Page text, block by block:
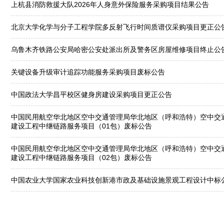
上杭县消防救援大队2026年人身意外保险服务采购项目结果公告
北京大学化学与分子工程学院多反射飞行时间质谱仪采购项目更正公
乌鲁木齐铁路公安局哈密公安处派出所及警务区房屋维修项目终止公
关键设备升级审计追踪功能服务采购项目废标公告
中国政法大学昌平校区健身房建设采购项目更正公告
中国民用航空华北地区空中交通管理局华北地区（呼和浩特）空中
建设工程中继链路服务项目（01包）废标公告
中国民用航空华北地区空中交通管理局华北地区（呼和浩特）空中
建设工程中继链路服务项目（02包）废标公告
中国农业大学国家农业科技创新港市政及基础设施景观工程设计中标